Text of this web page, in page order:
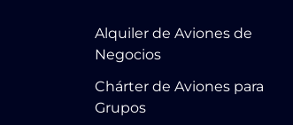
Alquiler de Aviones de
Negocios
Chárter de Aviones para
Grupos